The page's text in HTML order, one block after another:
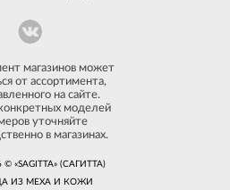
магазинов может
от ассортимента,
на сайте.
моделей
уточняйте
в магазинах.
© «SAGITTA» (САГИТТА)
ИЗ МЕХА И КОЖИ